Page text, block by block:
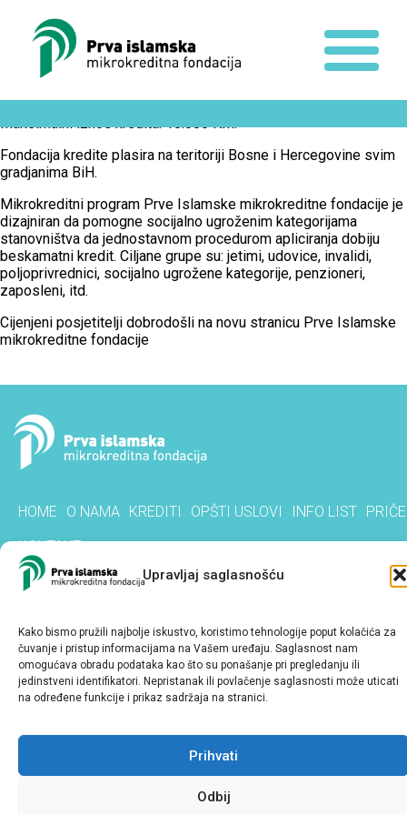
Upravljaj saglasnošću
Kako bismo pružili najbolje iskustvo, koristimo tehnologije poput kolačića za
čuvanje i pristup informacijama na Vašem uređaju. Saglasnost nam
omogućava obradu podataka kao što su ponašanje pri pregledanju ili
jedinstveni identifikatori. Nepristanak ili povlačenje saglasnosti može uticati
na određene funkcije i prikaz sadržaja na stranici.
Prihvati
Odbij
Maksimalni iznos kredita: 10.000 KM.
Fondacija kredite plasira na teritoriji Bosne i Hercegovine svim
gradjanima BiH.
Mikrokreditni program Prve Islamske mikrokreditne fondacije je
dizajniran da pomogne socijalno ugroženim kategorijama
stanovništva da jednostavnom procedurom apliciranja dobiju
beskamatni kredit. Ciljane grupe su: jetimi, udovice, invalidi,
poljoprivrednici, socijalno ugrožene kategorije, penzioneri,
zaposleni, itd.
Cijenjeni posjetitelji dobrodošli na novu stranicu Prve Islamske
mikrokreditne fondacije
HOME O NAMA KREDITI OPŠTI USLOVI INFO LIST PRIČE
KONTAKT